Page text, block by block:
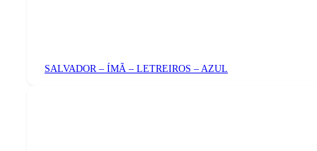
SALVADOR – ÍMÃ – LETREIROS – AZUL